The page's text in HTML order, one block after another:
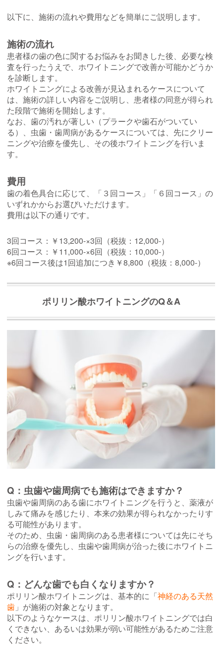
以下に、施術の流れや費用などを簡単にご説明します。
施術の流れ
患者様の歯の色に関するお悩みをお聞きした後、必要な検
査を行ったうえで、ホワイトニングで改善か可能かどうか
を診断します。
ホワイトニングによる改善が見込まれるケースについて
は、施術の詳しい内容をご説明し、患者様の同意が得られ
た段階で施術を開始します。
なお、歯の汚れが著しい（プラークや歯石がついてい
る）、虫歯・歯周病があるケースについては、先にクリー
ニングや治療を優先し、その後ホワイトニングを行いま
す。
費用
歯の着色具合に応じて、「３回コース」「６回コース」の
いずれかからお選びいただけます。
費用は以下の通りです。
3回コース：￥13,200-×3回（税抜：12,000-）
6回コース：￥11,000-×6回（税抜：10,000-）
※6回コース後は1回追加につき￥8,800（税抜：8,000-）
ポリリン酸ホワイトニングのQ＆A
Q：虫歯や歯周病でも施術はできますか？
虫歯や歯周病のある歯にホワイトニングを行うと、薬液が
しみて痛みを感じたり、本来の効果が得られなかったりす
る可能性があります。
そのため、虫歯・歯周病のある患者様については先にそち
らの治療を優先し、虫歯や歯周病が治った後にホワイトニ
ングを行います。
Q：どんな歯でも白くなりますか？
ポリリン酸ホワイトニングは、基本的に「神経のある天然
歯 」が施術の対象となります。
以下のようなケースは、ポリリン酸ホワイトニングでは白
くできない、あるいは効果が弱い可能性があるためご注意
ください。